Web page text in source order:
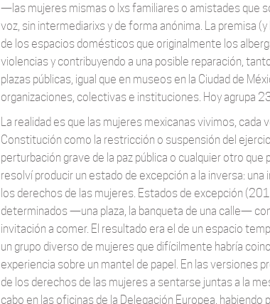
—las mujeres mismas o lxs familiares o amistades que
voz, sin intermediarixs y de forma anónima. La premisa
de los espacios domésticos que originalmente los
violencias y contribuyendo a una posible reparación,
plazas públicas, igual que en museos en la Ciudad de
organizaciones, colectivas e instituciones. Hoy agrupa
La realidad es que las mujeres mexicanas vivimos,
Constitución como la restricción o suspensión del
perturbación grave de la paz pública o cualquier otro
resolví producir un estado de excepción a la inversa:
los derechos de las mujeres. Estados de excepción
determinados —una plaza, la banqueta de una calle—
invitación a comer. El resultado era el de un espacio
un grupo diverso de mujeres que difícilmente habría
experiencia sobre un mantel de papel. En las
de los derechos de las mujeres a sentarse juntas a la
cabo en las oficinas de la Delegación Europea,